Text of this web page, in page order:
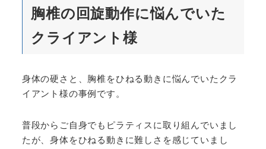
胸椎の回旋動作に悩んでいた
クライアント様
身体の硬さと、胸椎をひねる動きに悩んでいたクラ
イアント様の事例です。
普段からご自身でもピラティスに取り組んでいまし
たが、身体をひねる動きに難しさを感じていまし